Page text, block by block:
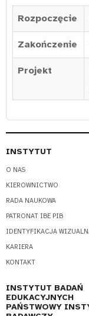
Rozpoczęcie
Zakończenie
Projekt
INSTYTUT
O NAS
KIEROWNICTWO
RADA NAUKOWA
PATRONAT IBE PIB
IDENTYFIKACJA
KARIERA
KONTAKT
INSTYTUT BADAŃ
EDUKACYJNYCH
PAŃSTWOWY